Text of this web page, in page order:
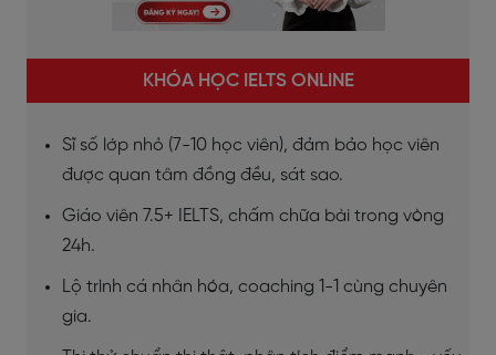
KHÓA HỌC IELTS ONLINE
Sĩ số lớp nhỏ (7-10 học viên), đảm bảo học viên
được quan tâm đồng đều, sát sao.
Giáo viên 7.5+ IELTS, chấm chữa bài trong vòng
24h.
Lộ trình cá nhân hóa, coaching 1-1 cùng chuyên
gia.